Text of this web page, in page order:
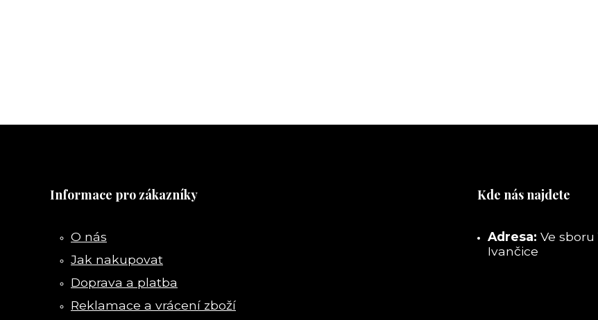
Informace pro zákazníky
O nás
Jak nakupovat
Doprava a platba
Reklamace a vrácení zboží
Kde nás najdete
Adresa: Ve sboru
Ivančice